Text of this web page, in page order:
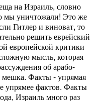
на Израиль, словно
мы уничтожали! Это же
Гитлер и виноват, то
решить еврейский
европейской критики
мысль, которая
об арабо-
мешка. Факты - упрямая
упрямее фактов. Факты
Израиль много раз